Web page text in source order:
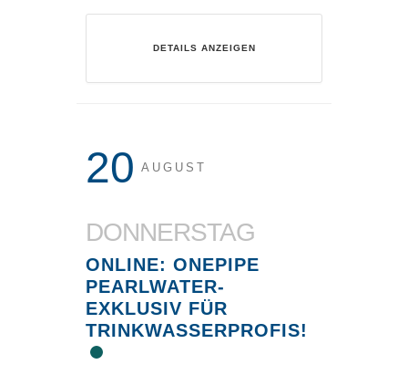
DETAILS ANZEIGEN
20 AUGUST
DONNERSTAG
ONLINE: ONEPIPE
PEARLWATER-
EXKLUSIV FÜR
TRINKWASSERPROFIS!